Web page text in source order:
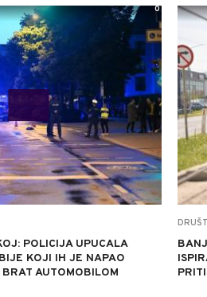
POLICIJA UPUCALA
KOJI IH JE NAPAO
AUTOMOBILOM
0